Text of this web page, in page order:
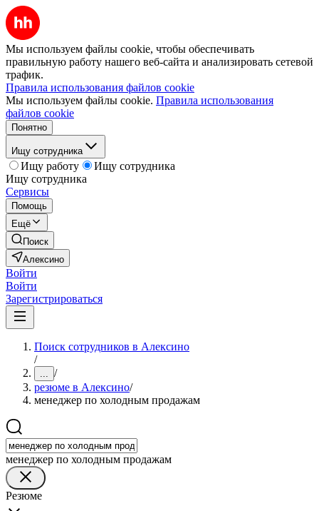
Мы используем файлы cookie, чтобы обеспечивать
правильную работу нашего веб-сайта и анализировать сетевой
трафик.
Правила использования файлов cookie
Мы используем файлы cookie. Правила использования
файлов cookie
Понятно
Ищу сотрудника
Ищу работу
Ищу сотрудника
Ищу сотрудника
Сервисы
Помощь
Ещё
Поиск
Алексино
Войти
Войти
Зарегистрироваться
Поиск сотрудников в Алексино
/
... /
резюме в Алексино/
менеджер по холодным продажам
менеджер по холодным продажам
Резюме